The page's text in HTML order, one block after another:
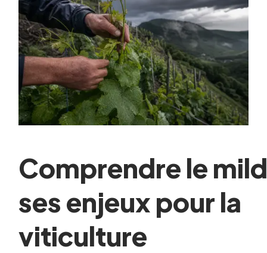
Comprendre le
ses enjeux pour la
viticulture